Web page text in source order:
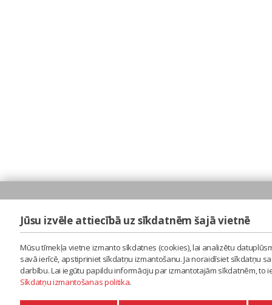
Jūsu izvēle attiecībā uz sīkdatnēm šajā vietnē
Mūsu tīmekļa vietne izmanto sīkdatnes (cookies), lai analizētu
savā ierīcē, apstipriniet sīkdatņu izmantošanu. Ja noraidīsiet sīkdatņu
darbību. Lai iegūtu papildu informāciju par izmantotajām sīkdatnēm,
Sīkdatņu izmantošanas politika.